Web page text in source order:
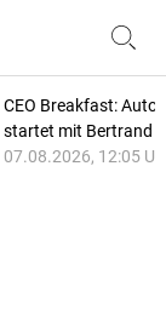
CEO Breakfast:
startet mit Bertrand
07.08.2026, 12:05